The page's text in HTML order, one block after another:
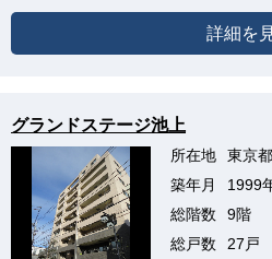
詳細を
グランドステージ池上
所在地
東京
築年月
1999
総階数
9階
総戸数
27戸